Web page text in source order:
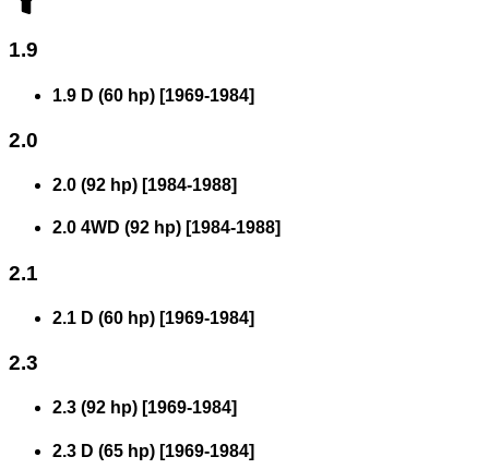
1.9
1.9 D (60 hp) [1969-1984]
2.0
2.0 (92 hp) [1984-1988]
2.0 4WD (92 hp) [1984-1988]
2.1
2.1 D (60 hp) [1969-1984]
2.3
2.3 (92 hp) [1969-1984]
2.3 D (65 hp) [1969-1984]